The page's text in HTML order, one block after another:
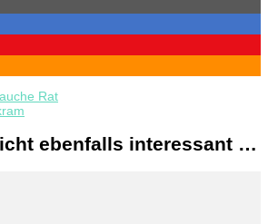
Rat
ebenfalls interessant …